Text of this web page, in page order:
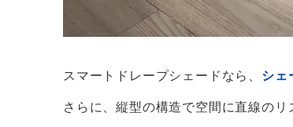
スマートドレープシェードなら、 シェ
さらに、縦型の構造で空間に直線のリ